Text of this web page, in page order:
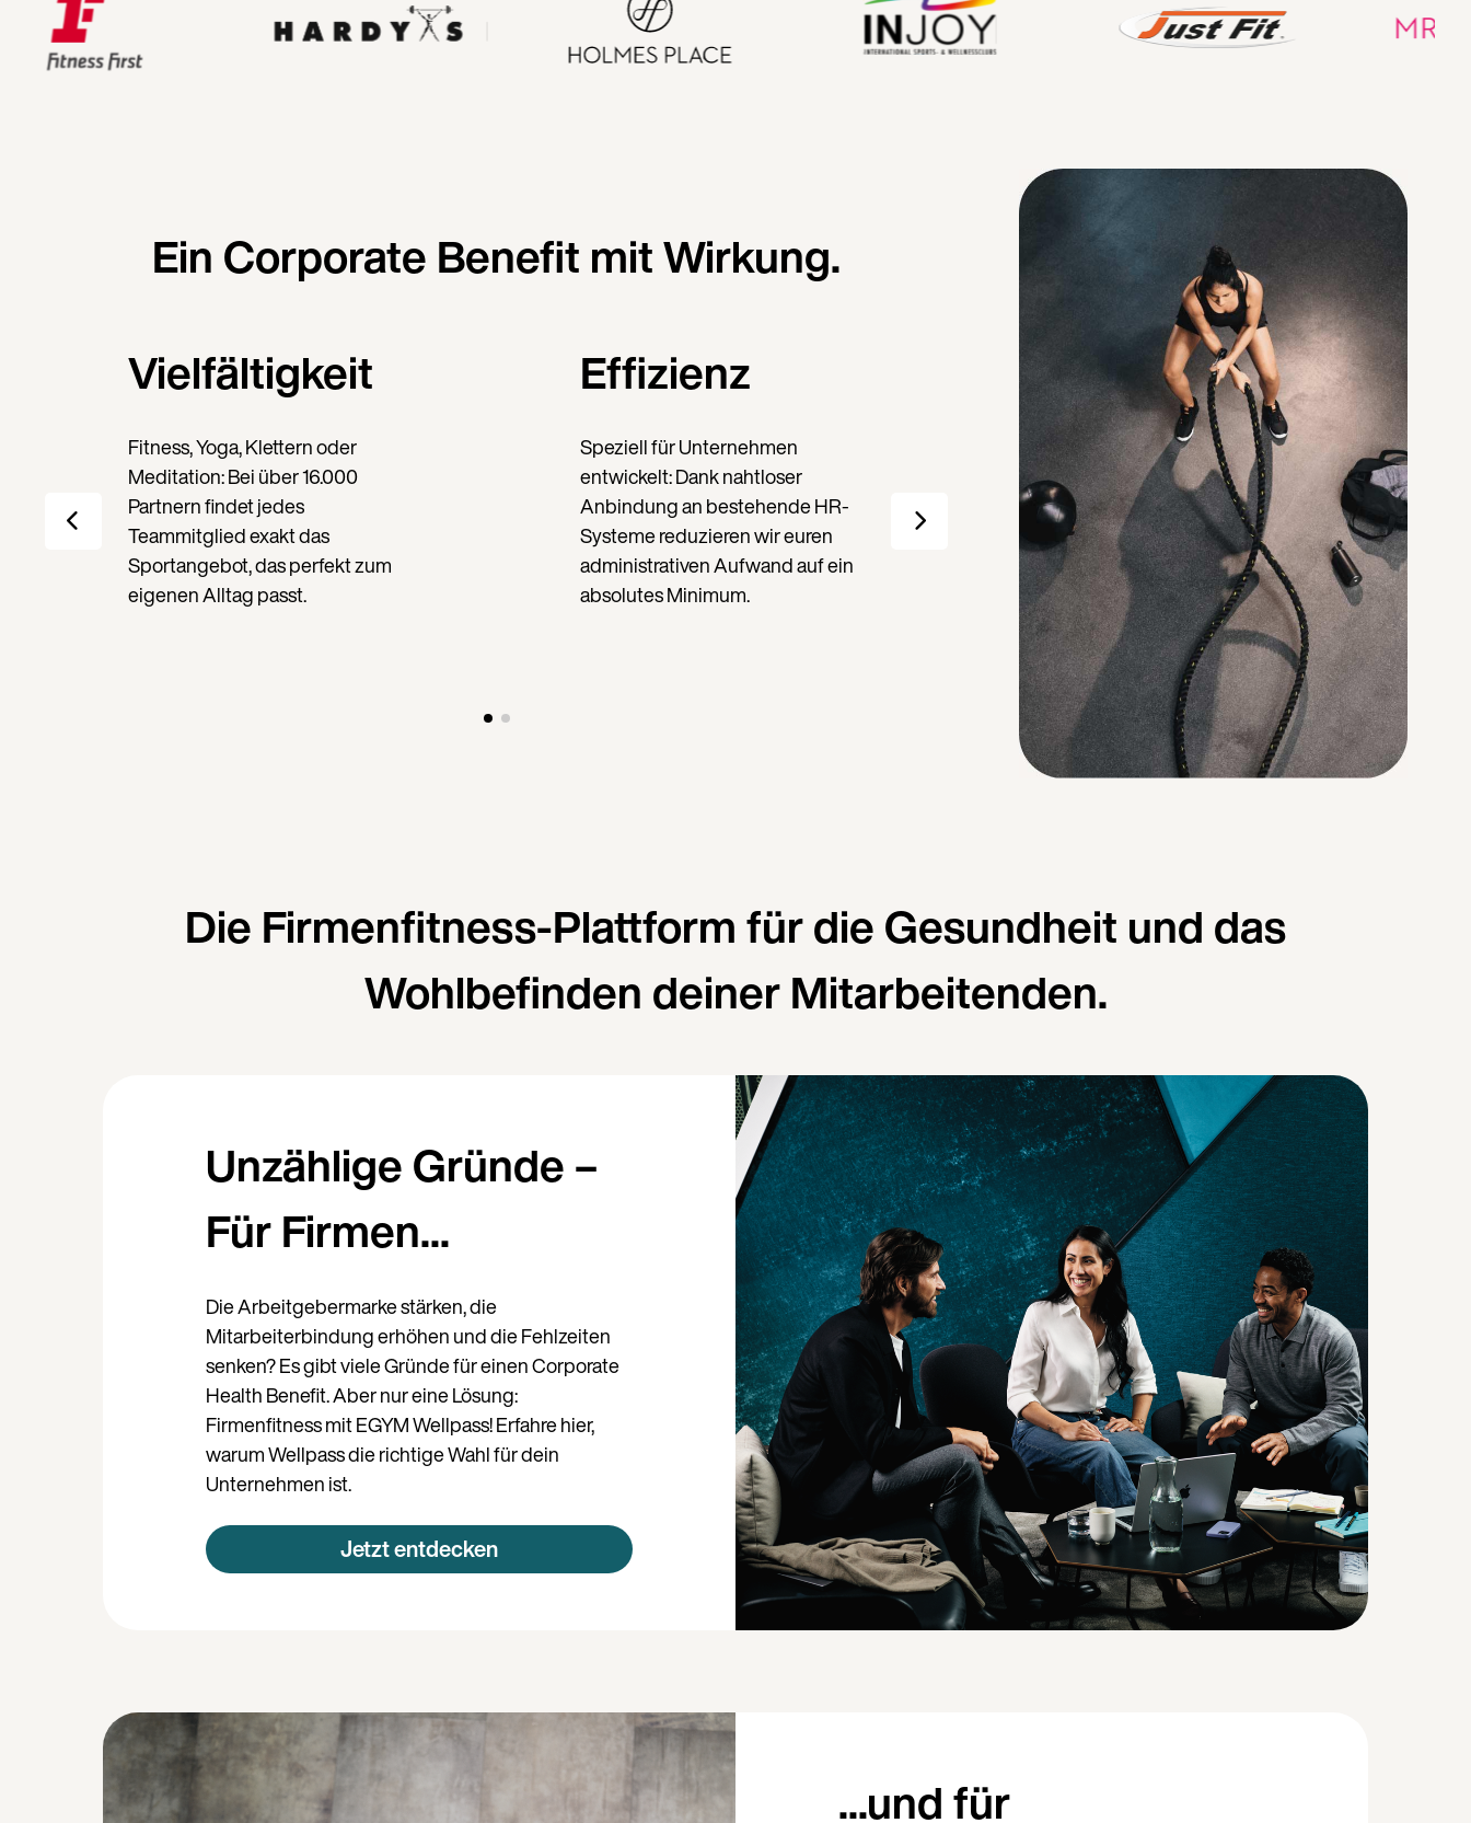
Ein Corporate Benefit mit Wirkung.
Vielfältigkeit
Fitness, Yoga, Klettern oder
Meditation: Bei über 16.000
Partnern findet jedes
Teammitglied exakt das
Sportangebot, das perfekt zum
eigenen Alltag passt.
Effizienz
Speziell für Unternehmen
entwickelt: Dank nahtloser
Anbindung an bestehende HR-
Systeme reduzieren wir euren
administrativen Aufwand auf ein
absolutes Minimum.
Zugänglichkeit
Ob Stadt oder Land in DE & AT:
Euer Team profitiert vom riesigen
Vor-Ort-Netzwerk sowie über
6.500 flexiblen Onlinekursen für
Bewegung, Ernährung &
Meditation.
Die Firmenfitness-Plattform für die Gesundheit und das
Wohlbefinden deiner Mitarbeitenden.
Unzählige Gründe –
Für Firmen...
Die Arbeitgebermarke stärken, die
Mitarbeiterbindung erhöhen und die Fehlzeiten
senken? Es gibt viele Gründe für einen Corporate
Health Benefit. Aber nur eine Lösung:
Firmenfitness mit EGYM Wellpass! Erfahre hier,
warum Wellpass die richtige Wahl für dein
Unternehmen ist.
Jetzt entdecken
...und für